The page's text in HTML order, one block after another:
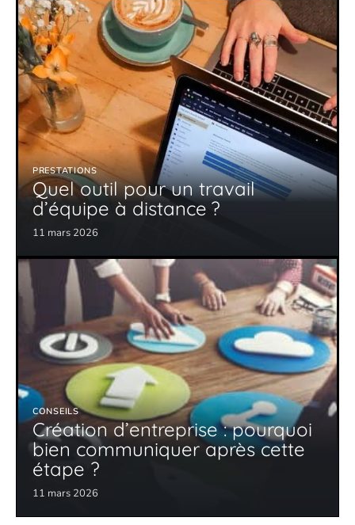
PRESTATIONS
Quel outil pour un travail
d’équipe à distance ?
11 mars 2026
CONSEILS
Création d’entreprise : pourquoi
bien communiquer après cette
étape ?
11 mars 2026